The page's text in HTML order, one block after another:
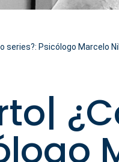
series?: Psicólogo Marcelo